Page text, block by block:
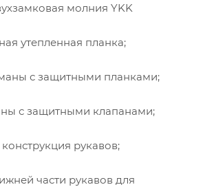
молния YKK
утепленная планка;
с защитными планками;
с защитными клапанами;
рукавов;
части рукавов для